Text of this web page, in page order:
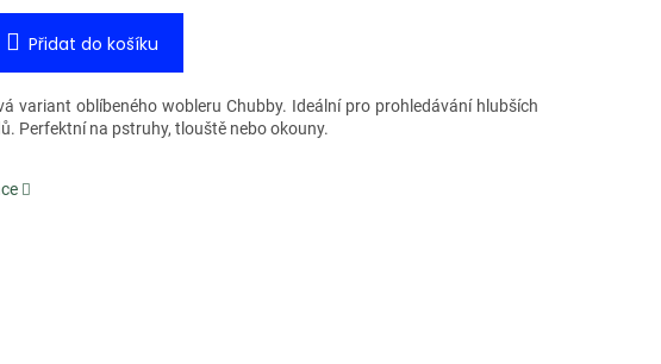
Přidat do košíku
variant oblíbeného wobleru Chubby. Ideální pro prohledávání hlubších
Perfektní na pstruhy, tlouště nebo okouny.